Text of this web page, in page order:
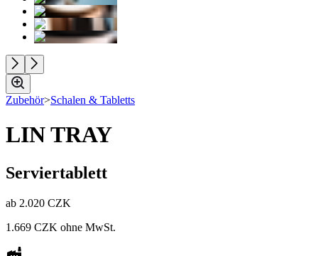
Zubehör>Schalen & Tabletts
LIN TRAY
Serviertablett
ab 2.020 CZK
1.669 CZK ohne MwSt.